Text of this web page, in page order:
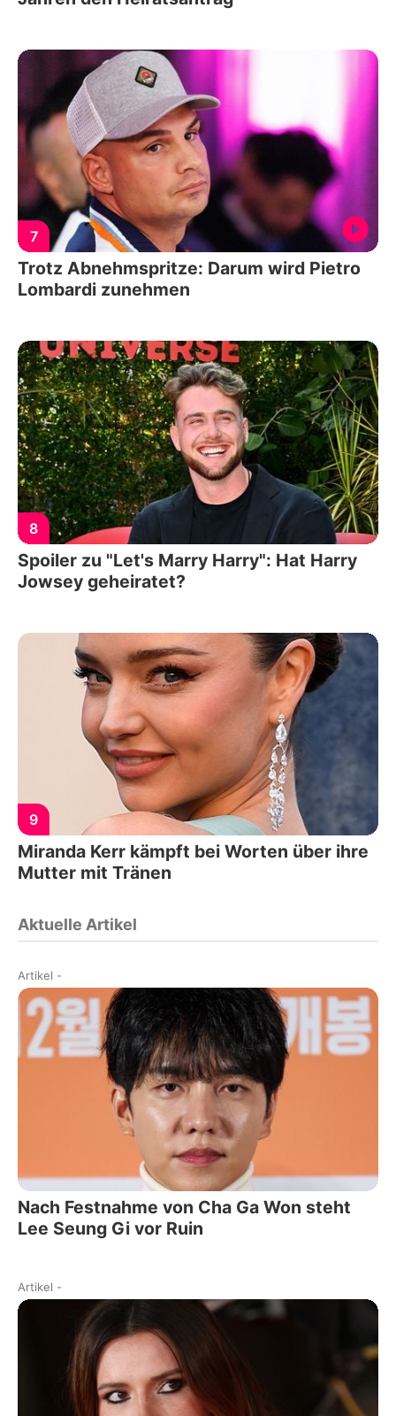
7
Trotz Abnehmspritze: Darum wird Pietro
Lombardi zunehmen
8
Spoiler zu "Let's Marry Harry": Hat Harry
Jowsey geheiratet?
9
Miranda Kerr kämpft bei Worten über ihre
Mutter mit Tränen
Aktuelle Artikel
Artikel -
Nach Festnahme von Cha Ga Won steht
Lee Seung Gi vor Ruin
Artikel -